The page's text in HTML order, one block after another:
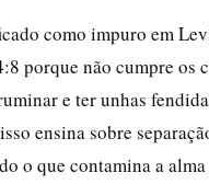
como impuro em
porque não cumpre os
e ter unhas
ensina sobre
o que contamina a